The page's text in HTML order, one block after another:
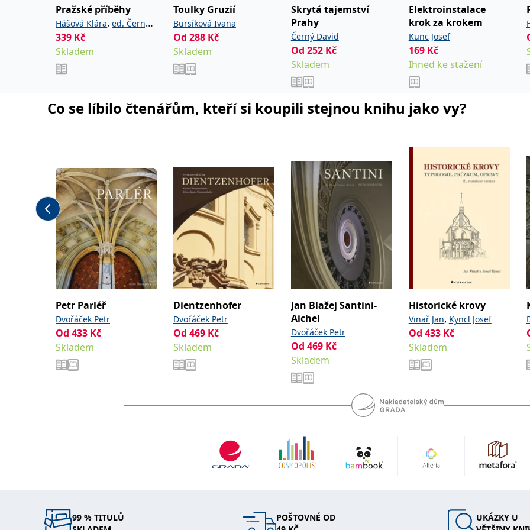
Pražské příběhy
Hášová Klára, ed. Černý
David
339 Kč
Skladem
Toulky Gruzií
Bursíková Ivana
Od 288 Kč
Skladem
Skrytá tajemství
Prahy
Černý David
Od 252 Kč
Skladem
Elektroinstalace
krok za krokem
Kunc Josef
169 Kč
Ihned ke stažení
Co se líbilo čtenářům, kteří si koupili stejnou knihu jako vy?
Petr Parléř
Dvořáček Petr
Od 433 Kč
Skladem
Dientzenhofer
Dvořáček Petr
Od 469 Kč
Skladem
Jan Blažej Santini-
Aichel
Dvořáček Petr
Od 469 Kč
Skladem
Historické krovy
Vinař Jan, Kyncl Josef
Od 433 Kč
Skladem
99 % TITULŮ
POŠTOVNÉ OD
UKÁZKY U